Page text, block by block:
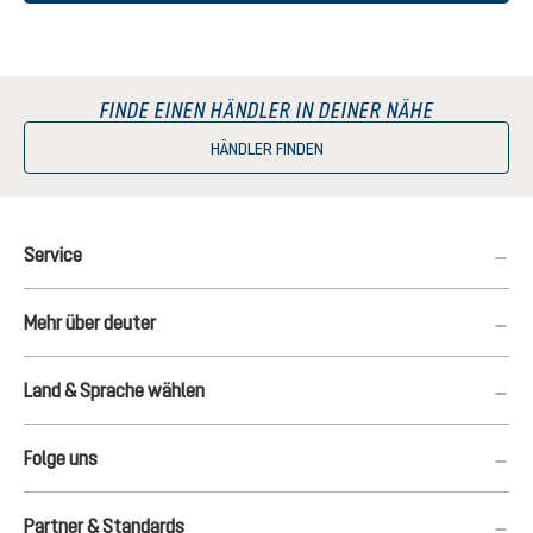
FINDE EINEN HÄNDLER IN DEINER NÄHE
HÄNDLER FINDEN
Service
Mehr über deuter
Land & Sprache wählen
Folge uns
Partner & Standards